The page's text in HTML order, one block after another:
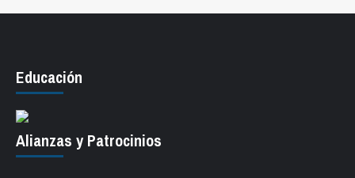
Educación
Alianzas y Patrocinios